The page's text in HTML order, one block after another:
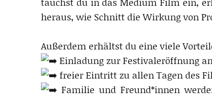
heraus, wie Schnitt die Wirkung von
Außerdem erhältst du eine viele
Einladung zur Festivaleröffnung
freier Eintritt zu allen Tagen des
Familie und Freund*innen